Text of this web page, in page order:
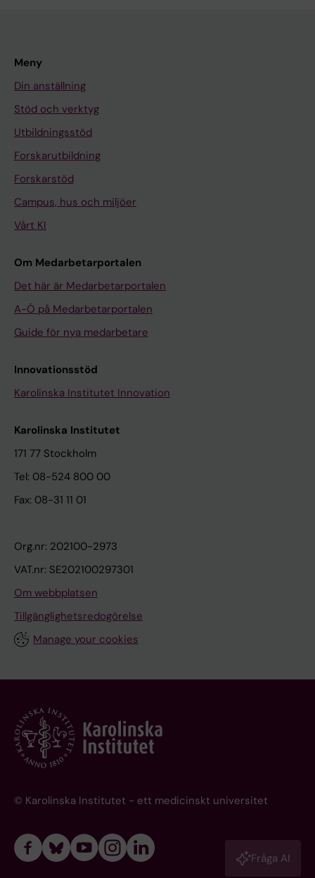
Meny
Din anställning
Stöd och verktyg
Utbildningsstöd
Forskarutbildning
Forskarstöd
Campus, hus och miljöer
Vårt KI
Om Medarbetarportalen
Det här är Medarbetarportalen
A-Ö på Medarbetarportalen
Guide för nya medarbetare
Innovationsstöd
Karolinska Institutet Innovation
Karolinska Institutet
171 77 Stockholm
Tel: 08-524 800 00
Fax: 08-31 11 01
Org.nr: 202100-2973
VAT.nr: SE202100297301
Om webbplatsen
Tillgänglighetsredogörelse
Manage your cookies
© Karolinska Institutet - ett medicinskt universitet
Fråga AI